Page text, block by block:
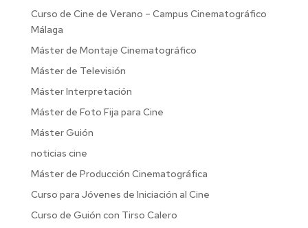
Curso de Cine de Verano – Campus Cinematográfico
Málaga
Máster de Montaje Cinematográfico
Máster de Televisión
Máster Interpretación
Máster de Foto Fija para Cine
Máster Guión
noticias cine
Máster de Producción Cinematográfica
Curso para Jóvenes de Iniciación al Cine
Curso de Guión con Tirso Calero